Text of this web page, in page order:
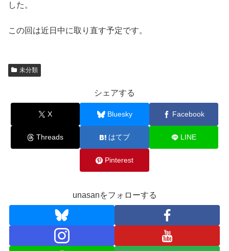
した。
この回は近日中に取り直す予定です。
未分類
シェアする
X Bluesky Facebook
Threads はてブ LINE
Pinterest
unasanをフォローする